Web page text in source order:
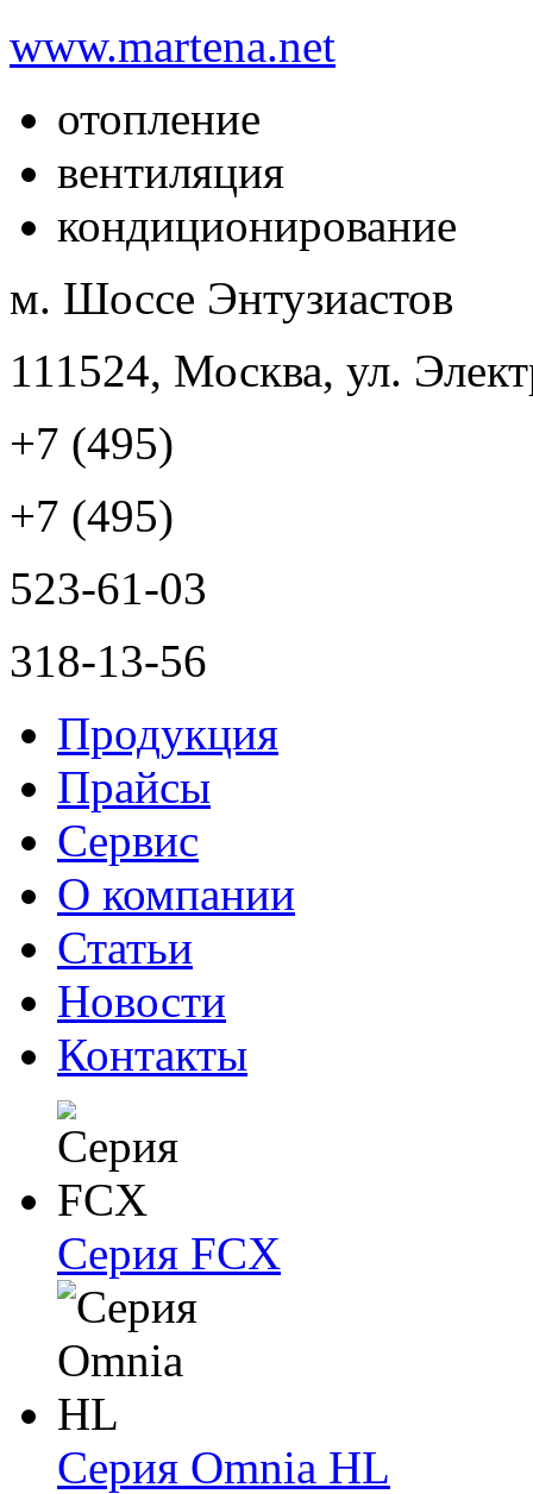
www.martena.net
отопление
вентиляция
кондиционирование
м. Шоссе Энтузиастов
111524, Москва, ул.
+7 (495)
+7 (495)
523-61-03
318-13-56
Продукция
Прайсы
Сервис
О компании
Статьи
Новости
Контакты
Серия FCX
Серия Omnia HL